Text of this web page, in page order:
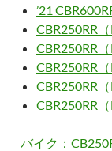
’21
CBR250RR
CBR250RR
CBR250RR
CBR250RR
CBR250RR
バイク：